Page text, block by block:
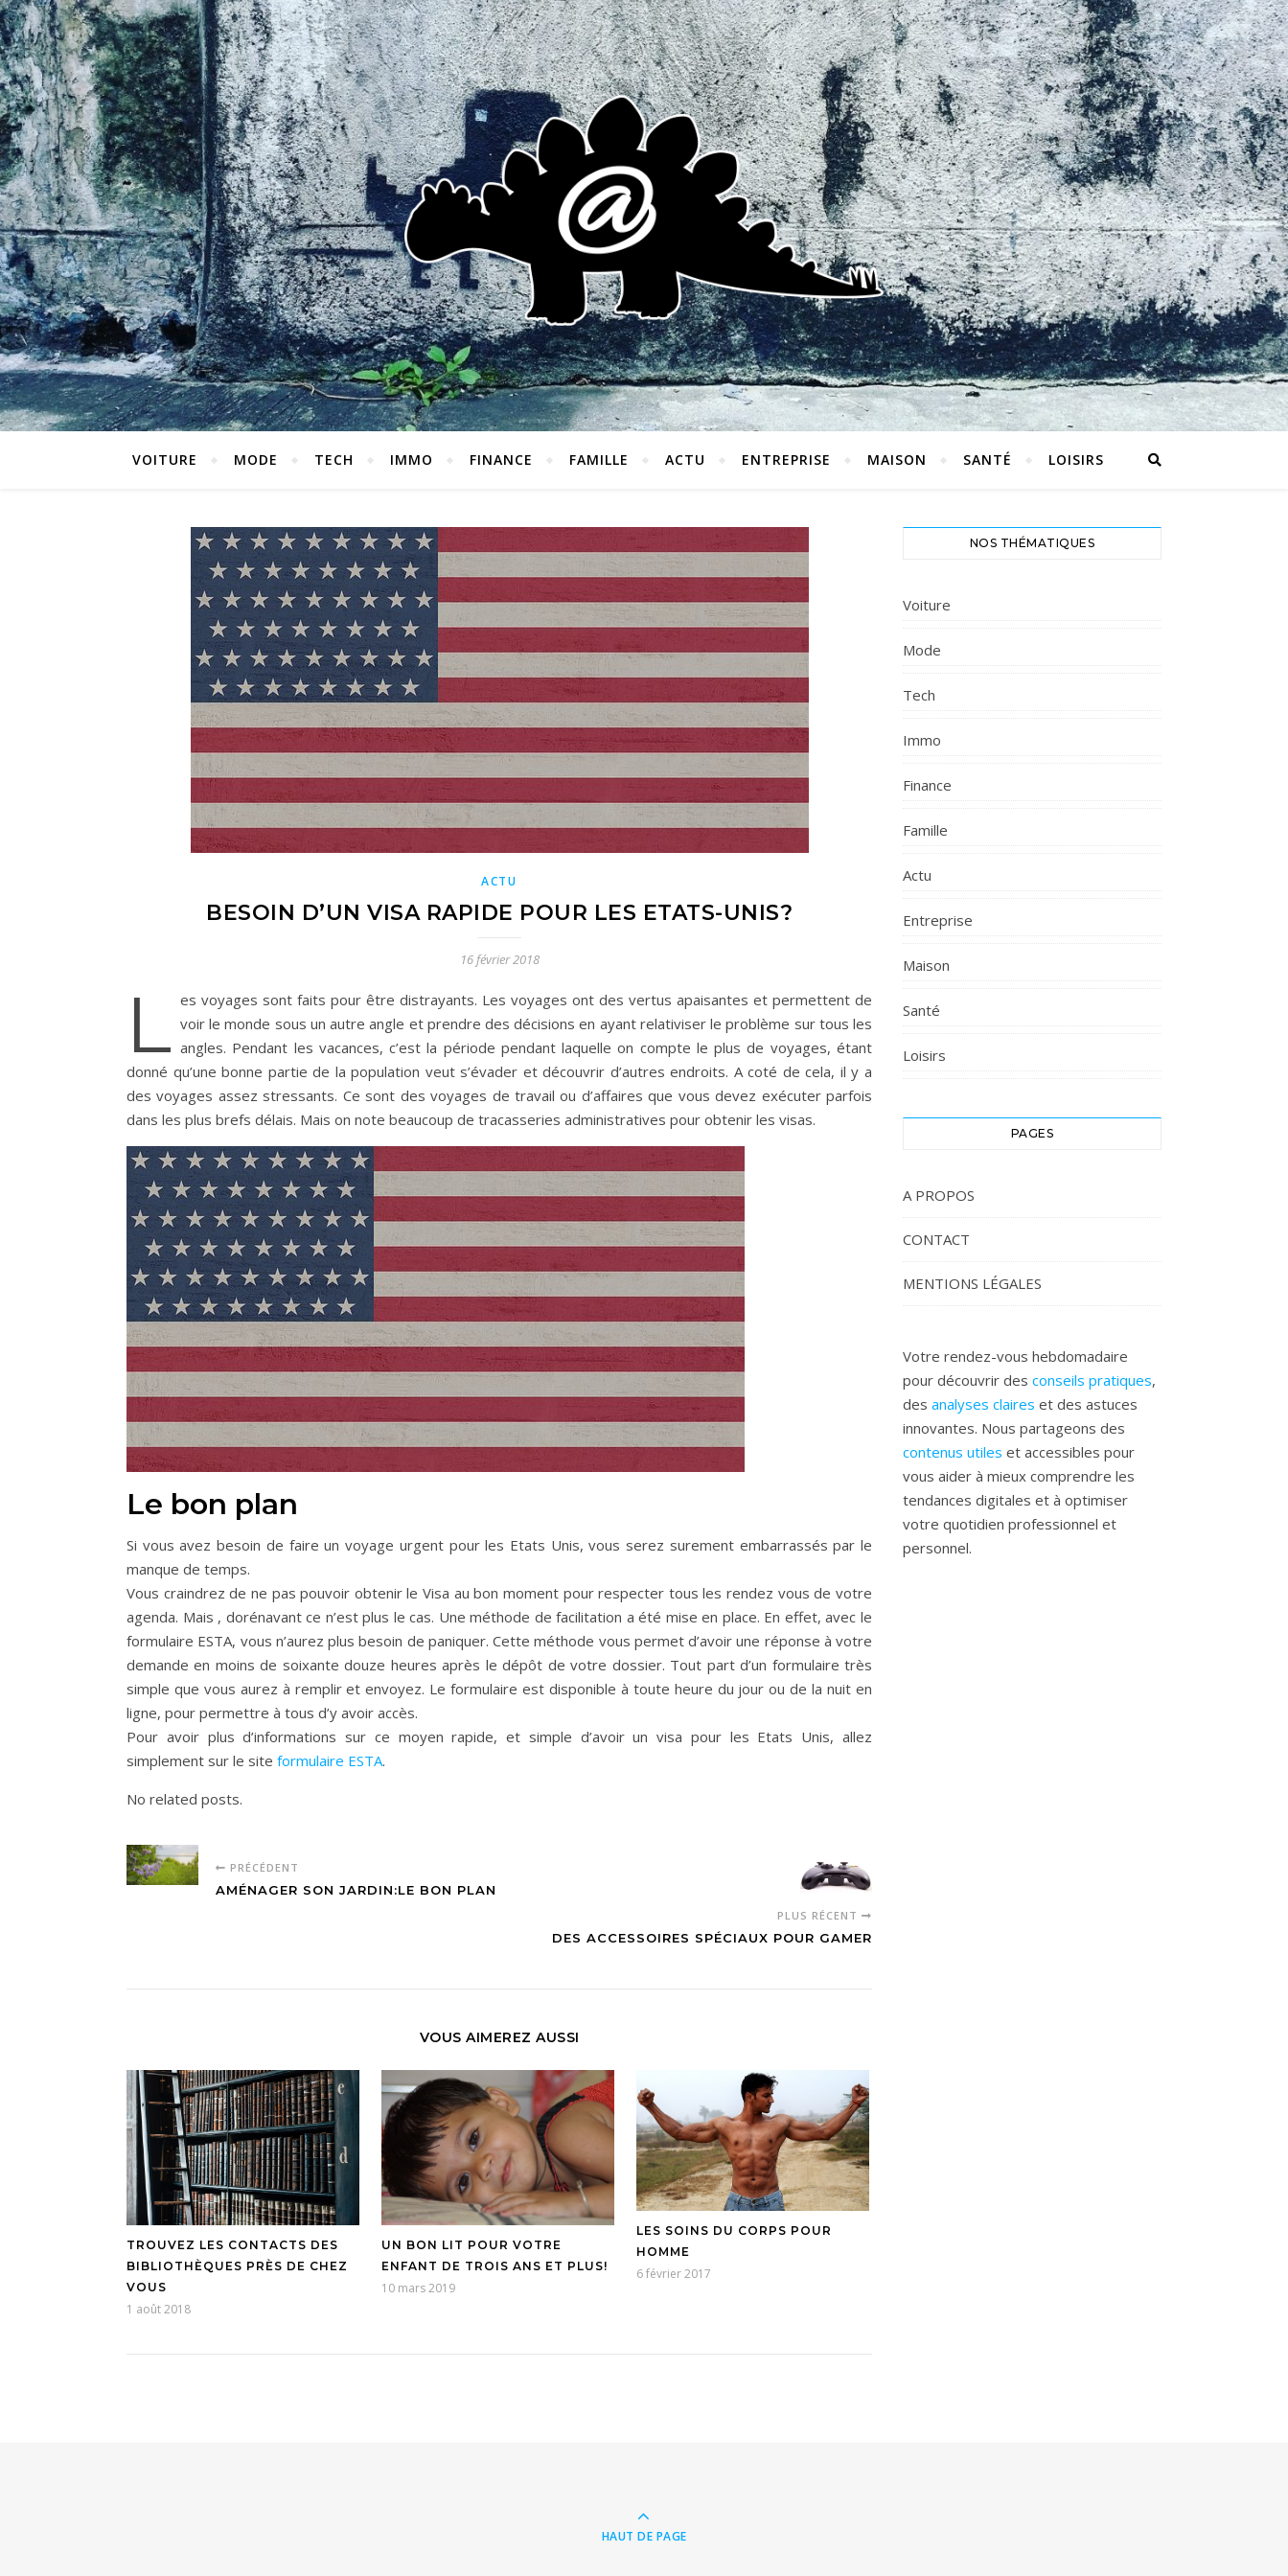
VOITURE MODE TECH IMMO FINANCE FAMILLE ACTU ENTREPRISE MAISON SANTÉ LOISIRS
ACTU
BESOIN D’UN VISA RAPIDE POUR LES ETATS-UNIS?
16 février 2018
L es voyages sont faits pour être distrayants. Les voyages ont des vertus apaisantes et permettent de
voir le monde sous un autre angle et prendre des décisions en ayant relativiser le problème sur tous les
angles. Pendant les vacances, c’est la période pendant laquelle on compte le plus de voyages, étant
donné qu’une bonne partie de la population veut s’évader et découvrir d’autres endroits. A coté de cela, il y a
des voyages assez stressants. Ce sont des voyages de travail ou d’affaires que vous devez exécuter parfois
dans les plus brefs délais. Mais on note beaucoup de tracasseries administratives pour obtenir les visas.
Le bon plan
Si vous avez besoin de faire un voyage urgent pour les Etats Unis, vous serez surement embarrassés par le
manque de temps.
Vous craindrez de ne pas pouvoir obtenir le Visa au bon moment pour respecter tous les rendez vous de votre
agenda. Mais , dorénavant ce n’est plus le cas. Une méthode de facilitation a été mise en place. En effet, avec le
formulaire ESTA, vous n’aurez plus besoin de paniquer. Cette méthode vous permet d’avoir une réponse à votre
demande en moins de soixante douze heures après le dépôt de votre dossier. Tout part d’un formulaire très
simple que vous aurez à remplir et envoyez. Le formulaire est disponible à toute heure du jour ou de la nuit en
ligne, pour permettre à tous d’y avoir accès.
Pour avoir plus d’informations sur ce moyen rapide, et simple d’avoir un visa pour les Etats Unis, allez
simplement sur le site formulaire ESTA.
No related posts.
PRÉCÉDENT
AMÉNAGER SON JARDIN:LE BON PLAN
PLUS RÉCENT
DES ACCESSOIRES SPÉCIAUX POUR GAMER
VOUS AIMEREZ AUSSI
TROUVEZ LES CONTACTS DES
BIBLIOTHÈQUES PRÈS DE CHEZ
VOUS
1 août 2018
UN BON LIT POUR VOTRE
ENFANT DE TROIS ANS ET PLUS!
10 mars 2019
LES SOINS DU CORPS POUR
HOMME
6 février 2017
NOS THÉMATIQUES
Voiture
Mode
Tech
Immo
Finance
Famille
Actu
Entreprise
Maison
Santé
Loisirs
PAGES
A PROPOS
CONTACT
MENTIONS LÉGALES
Votre rendez-vous hebdomadaire
pour découvrir des conseils pratiques,
des analyses claires et des astuces
innovantes. Nous partageons des
contenus utiles et accessibles pour
vous aider à mieux comprendre les
tendances digitales et à optimiser
votre quotidien professionnel et
personnel.
HAUT DE PAGE